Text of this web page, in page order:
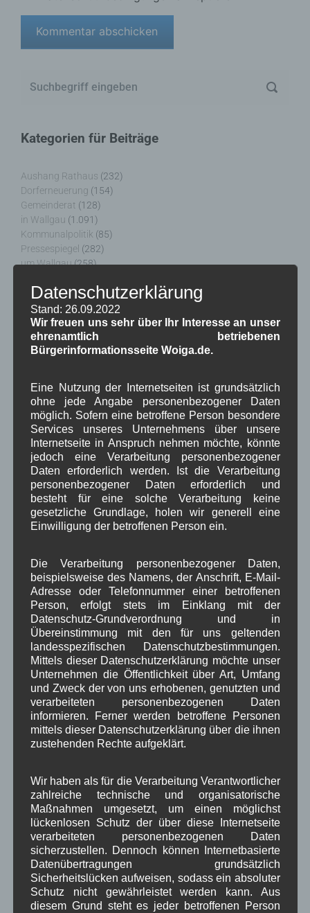
Kategorien für Beiträge
Aushang Rathaus (232)
Dorferneuerung (154)
Gemeinderat (128)
in Wallgau (1.091)
Kommunalpolitik (85)
Pressespiegel (282)
um Wallgau(258)
Schlagwörter
1250-Jahre Arbeitsgruppe 1-13
Arbeitsmarkt ,Asyl , Bauvorhaben ,
Bildergalerie , Brauchtum , Corona ,
Dorferneuerung , Dorfleben ,
Dorfplatz ,Energiewende , Fest ,G7 ,
Gesundheit , Gewerbe ,Haushalt ,
historische Bilder Infrastruktur , Isarkies
Musik , Natur und Umwelt ,Ochsenrennen
Schule Sport Tagespflege , Tourismus ,
TV ,Umfrage , Veranstaltung , Verkehr ,
Verwaltung , Video ,
Vorstand Dorferneuerung , Woiga.de ,
Zeitung Zigarettensteig
Stuermt es im August, gibt es weder Wein noch Most.
Neueste Kommentare
WBEbeiÜber uns
Josef Otler, Verein fürr Geschichtebei Über uns
Datenschutzerklärung
Stand: 26.09.2022
Wir freuen uns sehr über Ihr Interesse an unser
ehrenamtlich betriebenen
Bürgerinformationsseite Woiga.de.
Eine Nutzung der Internetseiten ist grundsätzlich
ohne jede Angabe personenbezogener Daten
möglich. Sofern eine betroffene Person besondere
Services unseres Unternehmens über unsere
Internetseite in Anspruch nehmen möchte, könnte
jedoch eine Verarbeitung personenbezogener
Daten erforderlich werden. Ist die Verarbeitung
personenbezogener Daten erforderlich und
besteht für eine solche Verarbeitung keine
gesetzliche Grundlage, holen wir generell eine
Einwilligung der betroffenen Person ein.
Die Verarbeitung personenbezogener Daten,
beispielsweise des Namens, der Anschrift, E-Mail-
Adresse oder Telefonnummer einer betroffenen
Person, erfolgt stets im Einklang mit der
Datenschutz-Grundverordnung und in
Übereinstimmung mit den für uns geltenden
landesspezifischen Datenschutzbestimmungen.
Mittels dieser Datenschutzerklärung möchte unser
Unternehmen die Öffentlichkeit über Art, Umfang
und Zweck der von uns erhobenen, genutzten und
verarbeiteten personenbezogenen Daten
informieren. Ferner werden betroffene Personen
mittels dieser Datenschutzerklärung über die ihnen
zustehenden Rechte aufgeklärt.
Wir haben als für die Verarbeitung Verantwortlicher
zahlreiche technische und organisatorische
Maßnahmen umgesetzt, um einen möglichst
lückenlosen Schutz der über diese Internetseite
verarbeiteten personenbezogenen Daten
sicherzustellen. Dennoch können Internetbasierte
Datenübertragungen grundsätzlich
Sicherheitslücken aufweisen, sodass ein absoluter
Schutz nicht gewährleistet werden kann. Aus
diesem Grund steht es jeder betroffenen Person